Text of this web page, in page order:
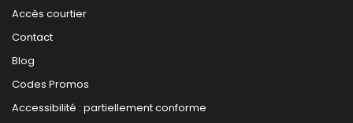
Accès courtier
Contact
Blog
Codes Promos
Accessibilité : partiellement conforme